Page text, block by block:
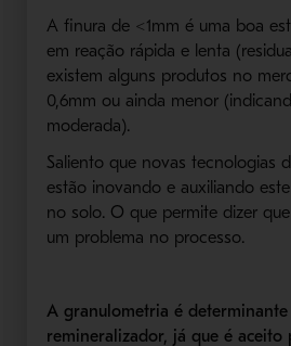
A finura de <1mm é uma boa
em reação rápida e lenta
existem alguns produtos no
0,6mm ou ainda menor
moderada).
Saliento que novas tecnologias
estão inovando e auxiliando
no solo. O que permite dizer
um problema no processo.
A granulometria é
remineralizador, já que é